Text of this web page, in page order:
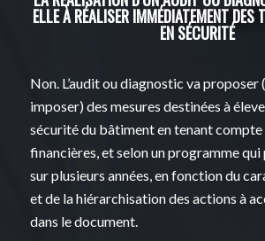
ELLE À RÉALISER IMMÉDIATEMENT DES
EN SÉCURITÉ
Non. L’audit ou diagnostic va proposer
imposer) des mesures destinées à
sécurité du bâtiment en tenant
financières, et selon un programme
sur plusieurs années, en fonction du
et de la hiérarchisation des actions à
dans le document.